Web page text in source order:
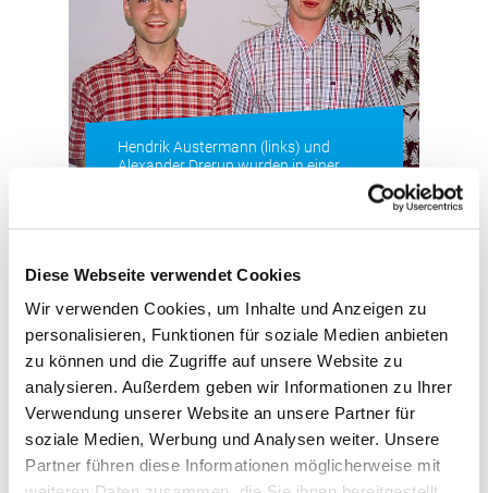
Diese Webseite verwendet Cookies
Wir verwenden Cookies, um Inhalte und Anzeigen zu
personalisieren, Funktionen für soziale Medien anbieten
zu können und die Zugriffe auf unsere Website zu
analysieren. Außerdem geben wir Informationen zu Ihrer
Verwendung unserer Website an unsere Partner für
soziale Medien, Werbung und Analysen weiter. Unsere
Partner führen diese Informationen möglicherweise mit
Hendrik Austermann (links) und
Alexander Drerup wurden in einer
Alexander Drerup und Hendrik Austermann
stammen übrigens beide von landwirtschaftlichen
Betrieben und waren die letzten drei bzw. zwei Jahre
an unserer Zentrale in Münster beschäftigt, von wo
aus sie Einblicke in sämtliche Abteilungen unseres